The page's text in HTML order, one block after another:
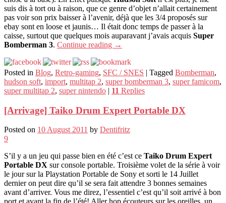
suis dis à tort ou à raison, que ce genre d’objet n’allait certainement
pas voir son prix baisser à l’avenir, déjà que les 3/4 proposés sur
ebay sont en loose et jaunis… Il était donc temps de passer à la
caisse, surtout que quelques mois auparavant j’avais acquis Super
Bomberman 3. Continue reading →
Posted in Blog, Retro-gaming, SFC / SNES | Tagged Bomberman,
hudson soft, import, multitap 2, super bomberman 3, super famicom,
super multitap 2, super nintendo | 11 Replies
[Arrivage] Taiko Drum Expert Portable DX
Posted on 10 August 2011 by Dentifritz
9
S’il y a un jeu qui passe bien en été c’est ce Taiko Drum Expert
Portable DX sur console portable. Troisième volet de la série à voir
le jour sur la Playstation Portable de Sony et sorti le 14 Juillet
dernier on peut dire qu’il se sera fait attendre 3 bonnes semaines
avant d’arriver. Vous me direz, l’essentiel c’est qu’il soit arrivé à bon